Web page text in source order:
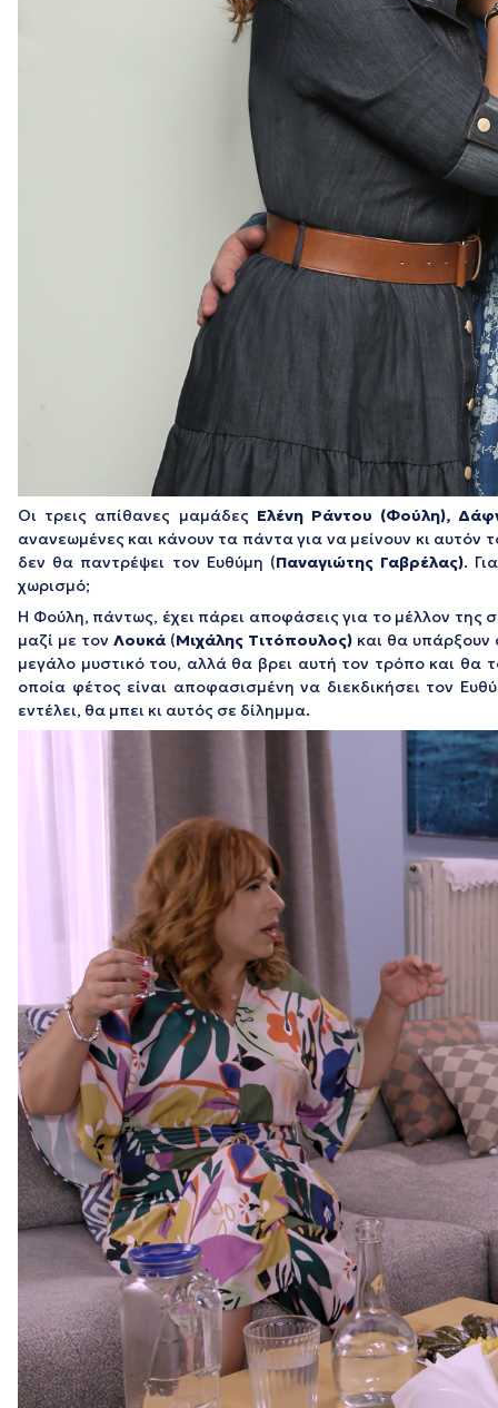
Οι τρεις απίθανες μαμάδες Ελένη Ράντου (Φούλη),
ανανεωμένες και κάνουν τα πάντα για να μείνουν κι
δεν θα παντρέψει τον Ευθύμη (Παναγιώτης Γαβρέλας).
χωρισμό;
Η Φούλη, πάντως, έχει πάρει αποφάσεις για το μέλλον της
μαζί με τον Λουκά(Μιχάλης Τιτόπουλος)και θα υπάρξουν
μεγάλο μυστικό του, αλλά θα βρει αυτή τον τρόπο και θα
οποία φέτος είναι αποφασισμένη να διεκδικήσει τον
εντέλει, θα μπει κι αυτός σε δίλημμα.